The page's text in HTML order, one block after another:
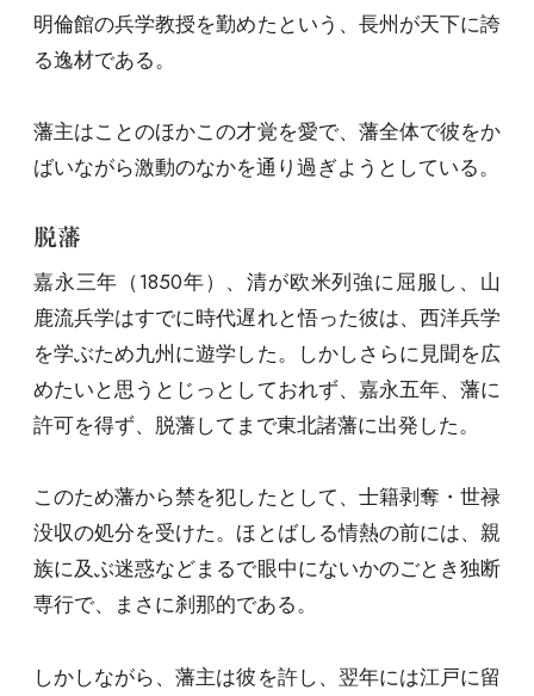
明倫館の兵学教授を勤めたという、長州が天下に誇
る逸材である。
藩主はことのほかこの才覚を愛で、藩全体で彼をか
ばいながら激動のなかを通り過ぎようとしている。
脱藩
嘉永三年（1850年）、清が欧米列強に屈服し、山
鹿流兵学はすでに時代遅れと悟った彼は、西洋兵学
を学ぶため九州に遊学した。しかしさらに見聞を広
めたいと思うとじっとしておれず、嘉永五年、藩に
許可を得ず、脱藩してまで東北諸藩に出発した。
このため藩から禁を犯したとして、士籍剥奪・世禄
没収の処分を受けた。ほとばしる情熱の前には、親
族に及ぶ迷惑などまるで眼中にないかのごとき独断
専行で、まさに刹那的である。
しかしながら、藩主は彼を許し、翌年には江戸に留